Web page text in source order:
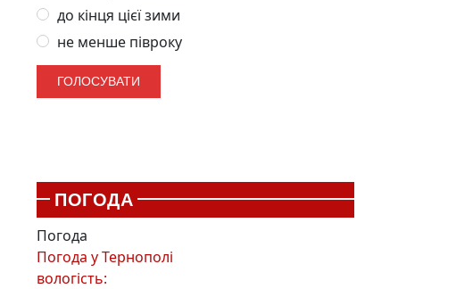
до кінця цієї зими
не менше півроку
ПОГОДА
Погода
Погода уТернополі
вологість: